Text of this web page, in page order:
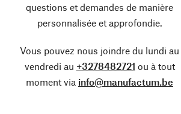
questions et demandes de manière
personnalisée et approfondie.
Vous pouvez nous joindre du lundi au
vendredi au +3278482721 ou à tout
moment via info@manufactum.be